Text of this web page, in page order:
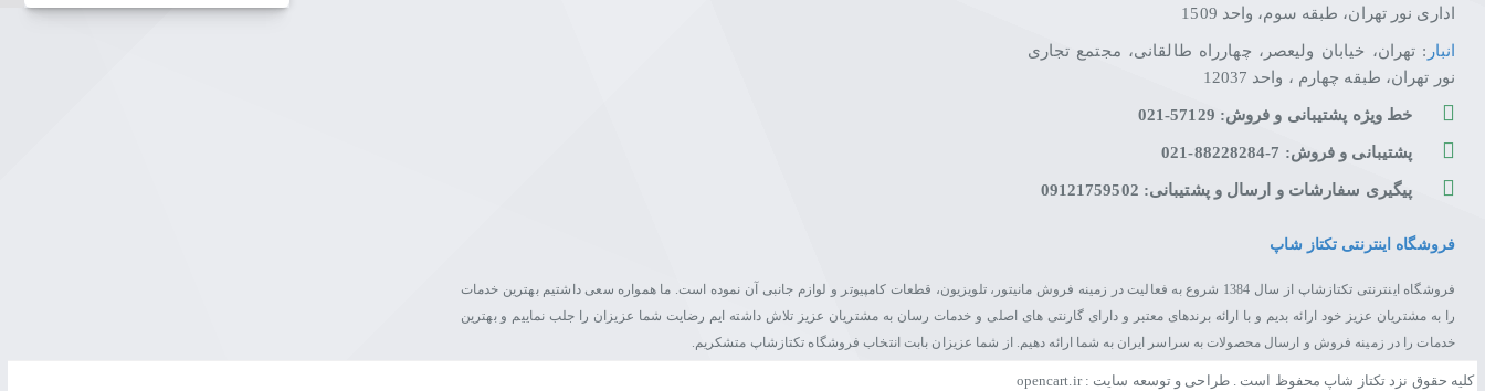
اداری نور تهران، طبقه سوم، واحد 1509
انبار : تهران، خیابان ولیعصر، چهارراه طالقانی، مجتمع تجاری
نور تهران، طبقه چهارم ، واحد 12037
خط ویژه پشتیبانی و فروش: 57129-021
پشتیبانی و فروش: 7-88228284-021
پیگیری سفارشات و ارسال و پشتیبانی: 09121759502
فروشگاه اینترنتی تکتاز شاپ
فروشگاه اینترنتی تکتازشاپ از سال 1384 شروع به فعالیت در زمینه فروش مانیتور، تلویزیون، قطعات کامپیوتر و لوازم جانبی آن نموده است. ما همواره سعی داشتیم بهترین خدمات
را به مشتریان عزیز خود ارائه بدیم و با ارائه برندهای معتبر و دارای گارنتی های اصلی و خدمات رسان به مشتریان عزیز تلاش داشته ایم رضایت شما عزیزان را جلب نماییم و بهترین
خدمات را در زمینه فروش و ارسال محصولات به سراسر ایران به شما ارائه دهیم. از شما عزیزان بابت انتخاب فروشگاه تکتازشاپ متشکریم.
کلیه حقوق نزد تکتاز شاپ محفوظ است . طراحی و توسعه سایت : opencart.ir